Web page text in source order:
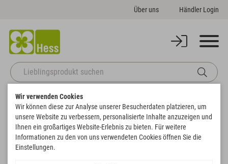
Über uns Händler Login
Startseite Korbwaren
Zurück zur Artikelübersicht
Wir verwenden Cookies
Wir können diese zur Analyse unserer Besucherdaten platzieren, um
unsere Website zu verbessern, personalisierte Inhalte anzuzeigen und
Ihnen ein großartiges Website-Erlebnis zu bieten. Für weitere
Informationen zu den von uns verwendeten Cookies öffnen Sie die
Einstellungen.